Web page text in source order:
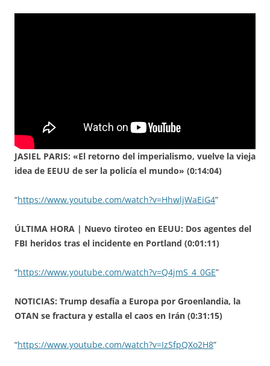
JASIEL PARIS: «El retorno del imperialismo, vuelve la vieja
idea de EEUU de ser la policía el mundo» (0:14:04)
“https://www.youtube.com/watch?v=HhwljWaEiG4”
ÚLTIMA HORA | Nuevo tiroteo en EEUU: Dos agentes del
FBI heridos tras el incidente en Portland (0:01:11)
“https://www.youtube.com/watch?v=Q4jmS_4_0GE”
NOTICIAS: Trump desafía a Europa por Groenlandia, la
OTAN se fractura y estalla el caos en Irán (0:31:15)
“https://www.youtube.com/watch?v=IzSfpQXo2H8”